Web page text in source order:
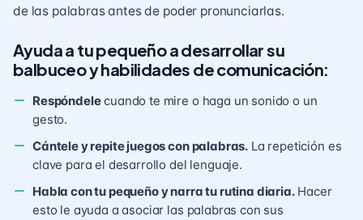
de las palabras antes de poder pronunciarlas.
Ayuda a tu pequeño a desarrollar su
balbuceo y habilidades de comunicación:
Respóndelecuando te mire o haga un sonido o un
gesto.
Cántele y repite juegos con palabras. La repetición es
clave para el desarrollo del lenguaje.
Habla con tu pequeño y narra tu rutina diaria.Hacer
esto le ayuda a asociar las palabras con sus